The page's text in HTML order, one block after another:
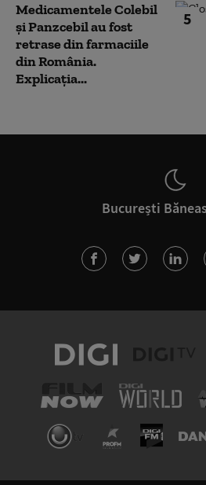
5
Medicamentele Colebil
și Panzcebil au fost
retrase din farmaciile
din România.
Explicația...
București